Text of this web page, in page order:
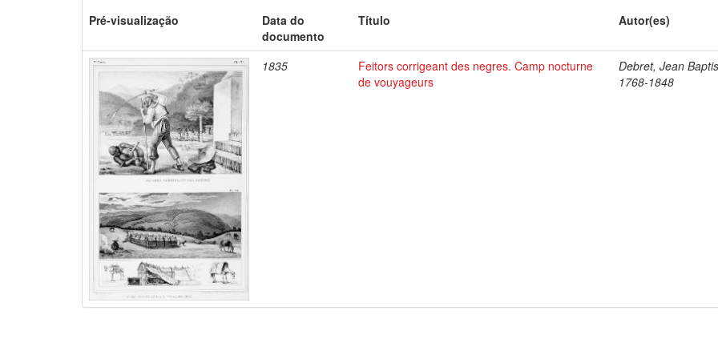
Pré-visualização
Data do
documento
Título Autor(es)
1835
Feitors corrigeant des negres. Camp nocturne
de vouyageurs
Debret, Jean
1768-1848